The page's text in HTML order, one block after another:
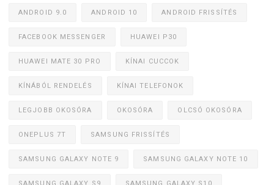
ANDROID 9.0 ANDROID 10 ANDROID FRISSÍTÉS
FACEBOOK MESSENGER HUAWEI P30
HUAWEI MATE 30 PRO KÍNAI CUCCOK
KÍNÁBÓL RENDELÉS KÍNAI TELEFONOK
LEGJOBB OKOSÓRA OKOSÓRA OLCSÓ OKOSÓRA
ONEPLUS 7T SAMSUNG FRISSÍTÉS
SAMSUNG GALAXY NOTE 9 SAMSUNG GALAXY NOTE 10
SAMSUNG GALAXY S9 SAMSUNG GALAXY S10